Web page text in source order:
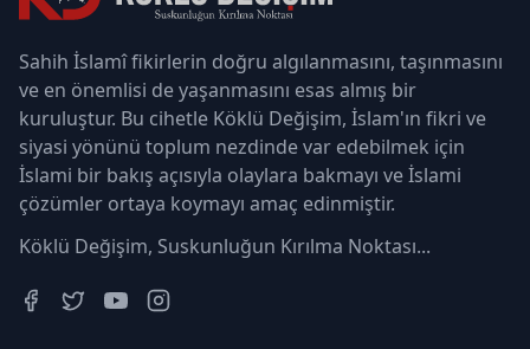
Sahih İslamî fikirlerin doğru algılanmasını, taşınmasını
ve en önemlisi de yaşanmasını esas almış bir
kuruluştur. Bu cihetle Köklü Değişim, İslam'ın fikri ve
siyasi yönünü toplum nezdinde var edebilmek için
İslami bir bakış açısıyla olaylara bakmayı ve İslami
çözümler ortaya koymayı amaç edinmiştir.
Köklü Değişim, Suskunluğun Kırılma Noktası...